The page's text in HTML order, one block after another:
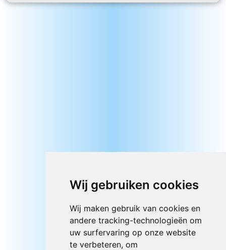
Wij gebruiken cookies
Wij maken gebruik van cookies en
andere tracking-technologieën om
uw surfervaring op onze website
te verbeteren, om